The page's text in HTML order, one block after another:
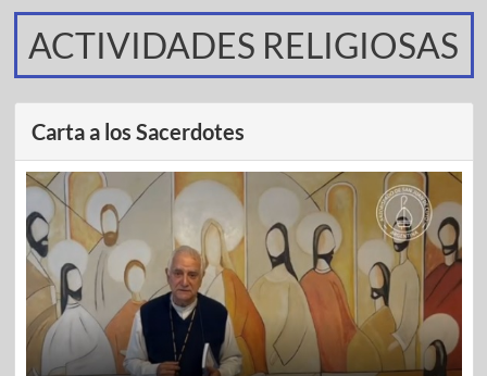
ACTIVIDADES RELIGIOSAS
Carta a los Sacerdotes